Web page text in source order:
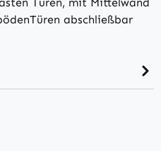
abschließbar